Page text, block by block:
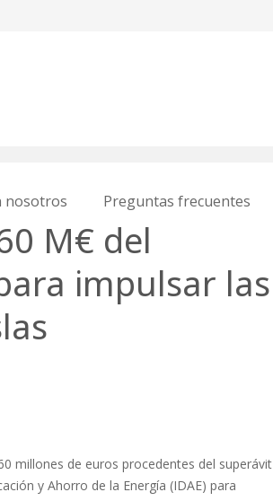
nosotros Preguntas frecuentes
M€ del
impulsar las
millones de euros procedentes del superávit
y Ahorro de la Energía (IDAE) para